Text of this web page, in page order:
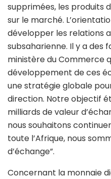
supprimées, les produits
sur le marché.
développer les relations
subsaharienne. Il y a des
ministère du Commerce
développement de ces
une stratégie globale
direction. Notre objectif
milliards de valeur
nous souhaitons
toute l’Afrique, nous
d’échange”.
Concernant la monnaie